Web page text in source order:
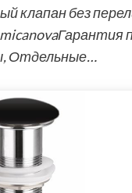
без
Отдельные…